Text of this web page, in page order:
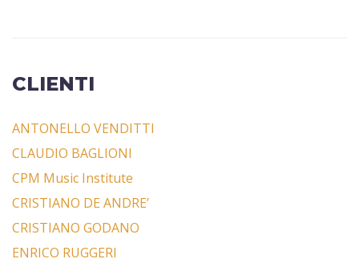
CLIENTI
ANTONELLO VENDITTI
CLAUDIO BAGLIONI
CPM Music Institute
CRISTIANO DE ANDRE’
CRISTIANO GODANO
ENRICO RUGGERI